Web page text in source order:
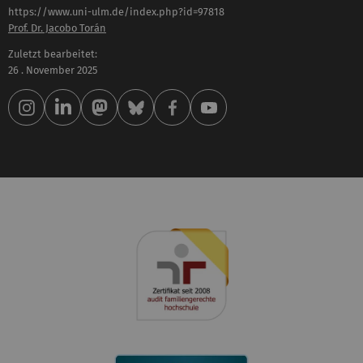
https://www.uni-ulm.de/index.php?id=97818
Prof. Dr. Jacobo Torán
Zuletzt bearbeitet:
26 . November 2025